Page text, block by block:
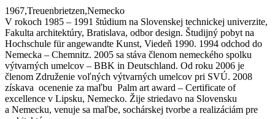
1967,Treuenbrietzen,Nemecko
V rokoch 1985 – 1991 štúdium na Slovenskej technickej univerzite,
Fakulta architektúry, Bratislava, odbor design. Študijný pobyt na
Hochschule für angewandte Kunst, Viedeň 1990. 1994 odchod do
Nemecka – Chemnitz. 2005 sa stáva členom nemeckého spolku
výtvarných umelcov – BBK in Deutschland. Od roku 2006 je
členom Združenie voľných výtvarných umelcov pri SVÚ. 2008
získava ocenenie za maľbu Palm art award – Certificate of
excellence v Lipsku, Nemecko. Žije striedavo na Slovensku
a Nemecku, venuje sa maľbe, sochárskej tvorbe a realizáciám pre